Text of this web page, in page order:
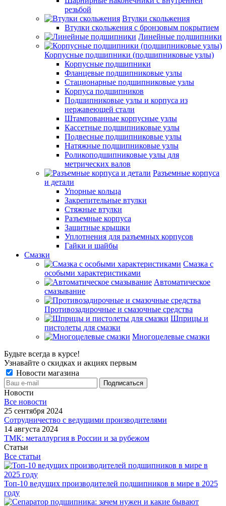
резьбой
Втулки скольжения
Втулки скольжения с бронзовым покрытием
Линейные подшипники
Корпусные подшипники (подшипниковые узлы)
Корпусные подшипники
Фланцевые подшипниковые узлы
Стационарные подшипниковые узлы
Корпуса подшипников
Подшипниковые узлы и корпуса из
нержавеющей стали
Штампованные корпусные узлы
Кассетные подшипниковые узлы
Подвесные подшипниковые узлы
Натяжные подшипниковые узлы
Роликоподшипниковые узлы для
метрических валов
Разъемные корпуса
и детали
Упорные кольца
Закрепительные втулки
Стяжные втулки
Разъемные корпуса
Защитные крышки
Уплотнения для разъемных корпусов
Гайки и шайбы
Смазки
Смазка с
особыми характеристиками
Автоматическое
смазывание
Противозадирочные и смазочные средства
Шприцы и
пистолеты для смазки
Многоцелевые смазки
Будьте всегда в курсе!
Узнавайте о скидках и акциях первым
Новости магазина
Новости
Все новости
25 сентября 2024
Сотрудничество с ведущими производителями
14 августа 2024
ТМК: металлургия в России и за рубежом
Статьи
Все статьи
Топ-10 ведущих производителей подшипников в мире в 2025
году